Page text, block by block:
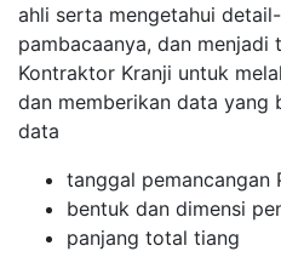
ahli serta mengetahui
pambacaanya, dan menjadi
Kontraktor Kranji untuk
dan memberikan data yang
data
tanggal pemancangan
bentuk dan dimensi
panjang total tiang